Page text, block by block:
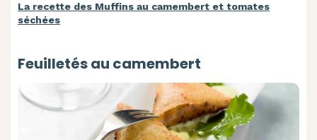
La recette des Muffins au camembert et tomates
séchées
Feuilletés au camembert